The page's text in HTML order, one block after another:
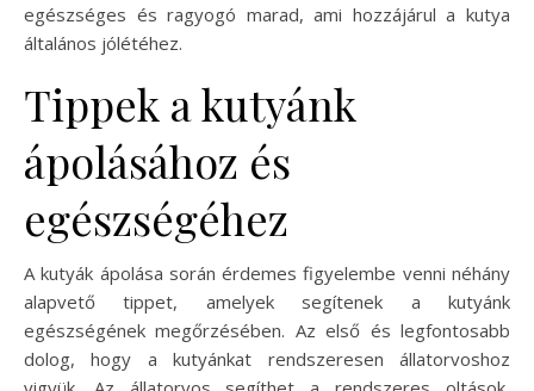
egészséges és ragyogó marad, ami hozzájárul a kutya
általános jólétéhez.
Tippek a kutyánk
ápolásához és
egészségéhez
A kutyák ápolása során érdemes figyelembe venni néhány
alapvető tippet, amelyek segítenek a kutyánk
egészségének megőrzésében. Az első és legfontosabb
dolog, hogy a kutyánkat rendszeresen állatorvoshoz